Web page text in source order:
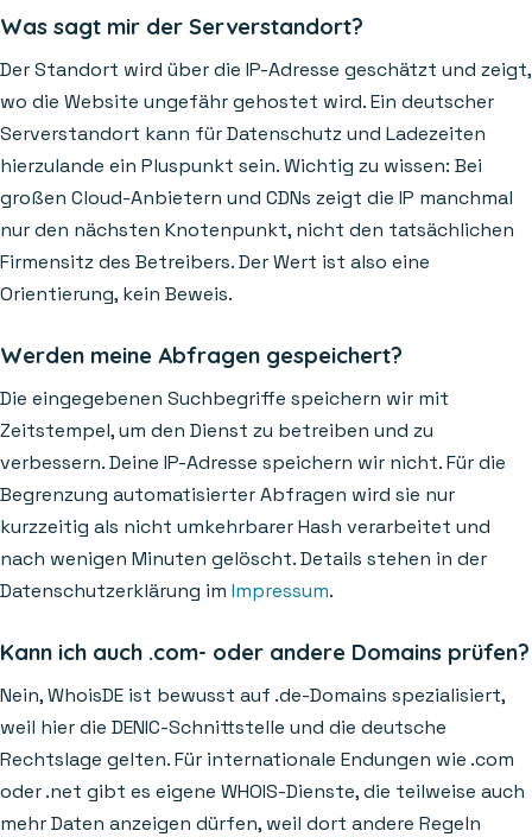
Was sagt mir der Serverstandort?
Der Standort wird über die IP-Adresse geschätzt und zeigt,
wo die Website ungefähr gehostet wird. Ein deutscher
Serverstandort kann für Datenschutz und Ladezeiten
hierzulande ein Pluspunkt sein. Wichtig zu wissen: Bei
großen Cloud-Anbietern und CDNs zeigt die IP manchmal
nur den nächsten Knotenpunkt, nicht den tatsächlichen
Firmensitz des Betreibers. Der Wert ist also eine
Orientierung, kein Beweis.
Werden meine Abfragen gespeichert?
Die eingegebenen Suchbegriffe speichern wir mit
Zeitstempel, um den Dienst zu betreiben und zu
verbessern. Deine IP-Adresse speichern wir nicht. Für die
Begrenzung automatisierter Abfragen wird sie nur
kurzzeitig als nicht umkehrbarer Hash verarbeitet und
nach wenigen Minuten gelöscht. Details stehen in der
Datenschutzerklärung im Impressum.
Kann ich auch .com- oder andere Domains prüfen?
Nein, WhoisDE ist bewusst auf .de-Domains spezialisiert,
weil hier die DENIC-Schnittstelle und die deutsche
Rechtslage gelten. Für internationale Endungen wie .com
oder .net gibt es eigene WHOIS-Dienste, die teilweise auch
mehr Daten anzeigen dürfen, weil dort andere Regeln